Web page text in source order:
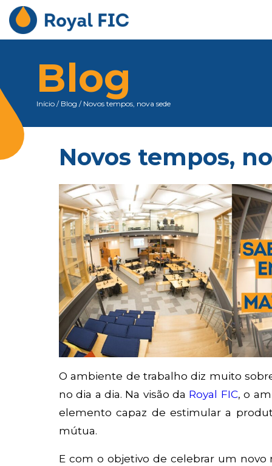
Blog
Início / Blog / Novos tempos, nova sede
Novos tempos,
O ambiente de trabalho diz muito
no dia a dia. Na visão da Royal FIC, o
elemento capaz de estimular a
mútua.
E com o objetivo de celebrar um